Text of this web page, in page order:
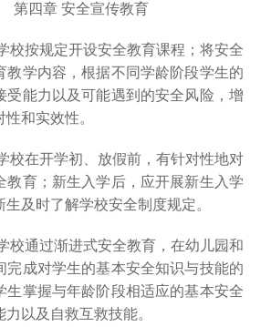
四章 安全宣传教育
按规定开设安全教育课程；将安全
教学内容，根据不同学龄阶段学生的
受能力以及可能遇到的安全风险，增
和实效性。
在开学初、放假前，有针对性地对
教育；新生入学后，应开展新生入学
及时了解学校安全制度规定。
通过渐进式安全教育，在幼儿园和
完成对学生的基本安全知识与技能的
生掌握与年龄阶段相适应的基本安全
以及自救互救技能。